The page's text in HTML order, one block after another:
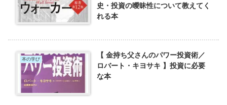
史・投資の曖昧性について教えてく
れる本
本の学び
【 金持ち父さんのパワー投資術／
ロバート・キヨサキ 】投資に必要
な本